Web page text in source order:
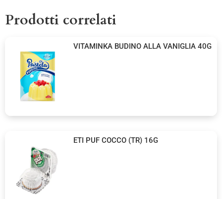
Prodotti correlati
VITAMINKA BUDINO ALLA VANIGLIA 40G
ETI PUF COCCO (TR) 16G